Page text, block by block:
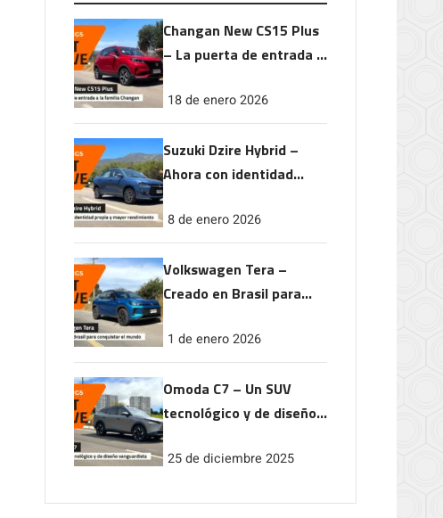
Changan New CS15 Plus
– La puerta de entrada a
18 de enero 2026
Suzuki Dzire Hybrid –
Ahora con identidad
rendimiento
8 de enero 2026
Volkswagen Tera –
Creado en Brasil para
1 de enero 2026
Omoda C7 – Un SUV
tecnológico y de diseño
25 de diciembre 2025